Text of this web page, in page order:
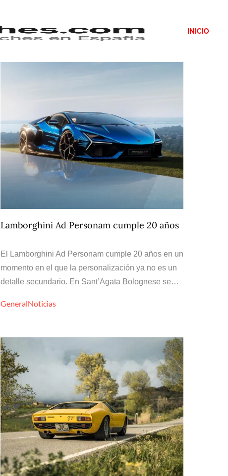
INICIO
Lamborghini Ad Personam cumple 20 años
El Lamborghini Ad Personam cumple 20 años en un
momento en el que la personalización ya no es un
detalle secundario. En Sant’Agata Bolognese se…
GeneralNoticias